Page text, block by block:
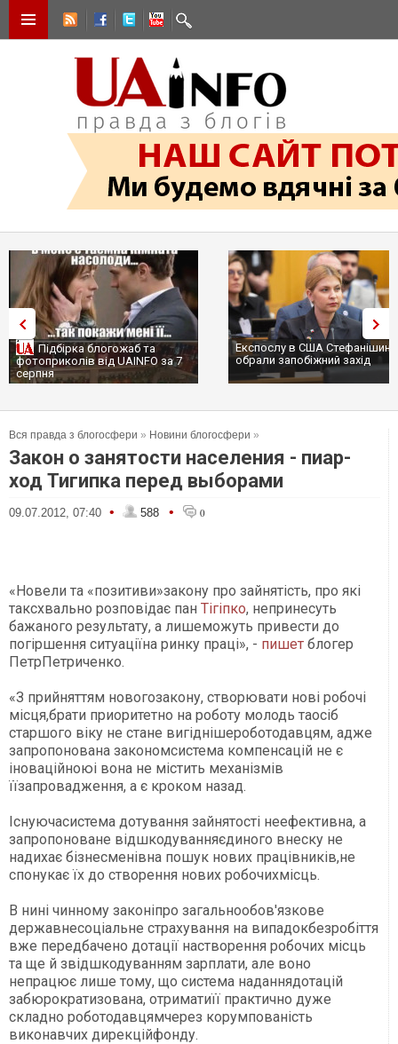
Підбірка блогожаб та
фотоприколів від UAINFO за 7
серпня
Експослу в США
обрали запобіжний захід
Вся правда з блогосфери » Новини блогосфери »
Закон о занятости населения - пиар-
ход Тигипка перед выборами
09.07.2012, 07:40 • 588 • 0
«Новели та «позитиви»закону про зайнятість, про які
таксхвально розповідає пан Тігіпко, непринесуть
бажаного результату, а лишеможуть привести до
погіршення ситуаціїна ринку праці», - пишет блогер
ПетрПетриченко.
«З прийняттям новогозакону, створювати нові робочі
місця,брати приоритетно на роботу молодь таосіб
старшого віку не стане вигіднішероботодавцям, адже
запропонована закономсистема компенсацій не є
іноваційноюі вона не містить механізмів
їїзапровадження, а є кроком назад.
Існуючасистема дотування зайнятості неефективна, а
запропоноване відшкодуванняєдиного внеску не
надихає бізнесменівна пошук нових працівників,не
спонукає їх до створення нових робочихмісць.
В нині чинному законіпро загальнообов'язкове
державнесоціальне страхування на випадокбезробіття
вже передбачено дотації настворення робочих місць
та ще й звідшкодуванням зарплати, але воно
непрацює лише тому, що система наданнядотацій
забюрократизована, отриматиїї практично дуже
складно роботодавцямчерез корумпованість
виконавчих дирекційфонду.